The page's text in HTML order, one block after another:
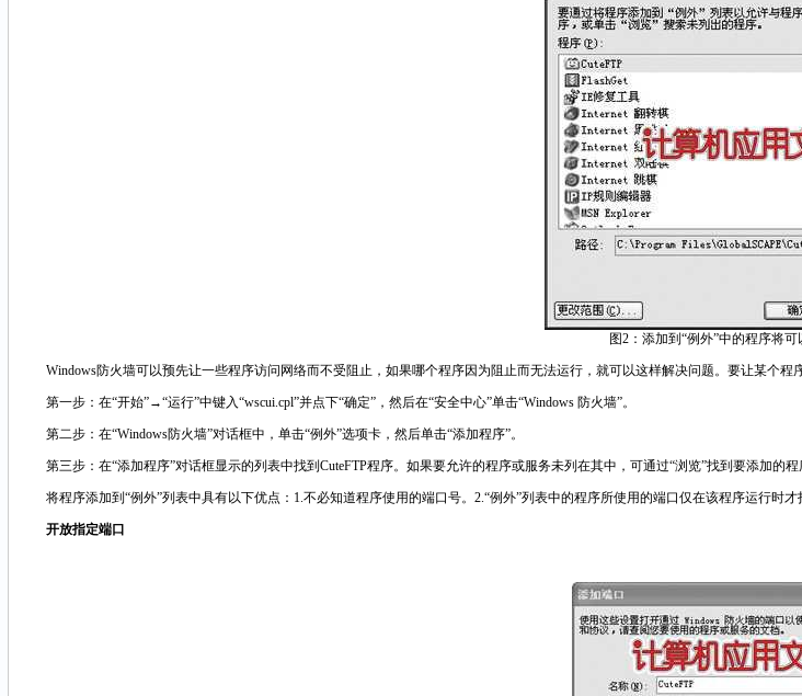
图2：添加到“例外”中的程序将
Windows防火墙可以预先让一些程序访问网络而不受阻止，如果哪个程序因为阻止而无法运行，就可以这样解决问题。要让某个程序
第一步：在“开始”→“运行”中键入“wscui.cpl”并点下“确定”，然后在“安全中心”单击“Windows 防火墙”。
第二步：在“Windows防火墙”对话框中，单击“例外”选项卡，然后单击“添加程序”。
第三步：在“添加程序”对话框显示的列表中找到CuteFTP程序。如果要允许的程序或服务未列在其中，可通过“浏览”找到要添加的程
将程序添加到“例外”列表中具有以下优点：1.不必知道程序使用的端口号。2.“例外”列表中的程序所使用的端口仅在该程序运行时
开放指定端口